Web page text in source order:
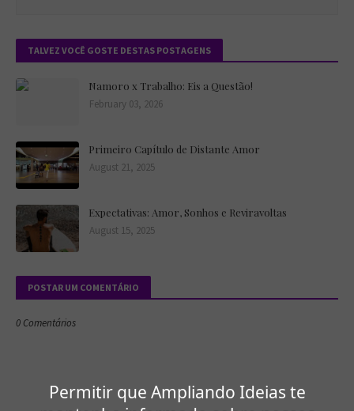
Permitir que Ampliando Ideias te
TALVEZ VOCÊ GOSTE DESTAS POSTAGENS
Namoro x Trabalho: Eis a Questão!
February 03, 2026
Primeiro Capítulo de Distante Amor
August 21, 2025
Expectativas: Amor, Sonhos e Reviravoltas
August 15, 2025
POSTAR UM COMENTÁRIO
0 Comentários